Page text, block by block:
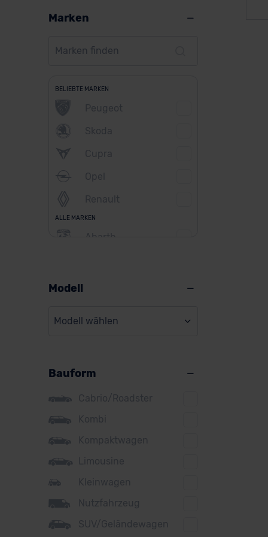
Marken
BELIEBTE MARKEN
Peugeot
Skoda
Cupra
Opel
Renault
ALLE MARKEN
Abarth
BMW
Citroen
Cupra
DS
Dacia
Fiat
Ford
Honda
Modell
Modell wählen
Bauform
Cabrio/Roadster
Kombi
Kompaktwagen
Limousine
Kleinwagen
Nutzfahrzeug
SUV/Geländewagen